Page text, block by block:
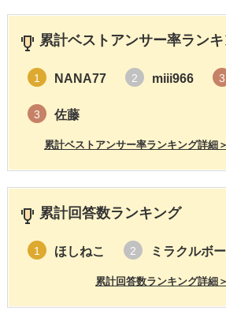
累計ベストアンサー率ラン
1 NANA77 2 miii966 3
3 佐藤
累計ベストアンサー率ランキング詳細
累計回答数ランキング
1 ほしねこ 2 ミラクルボ
累計回答数ランキング詳細